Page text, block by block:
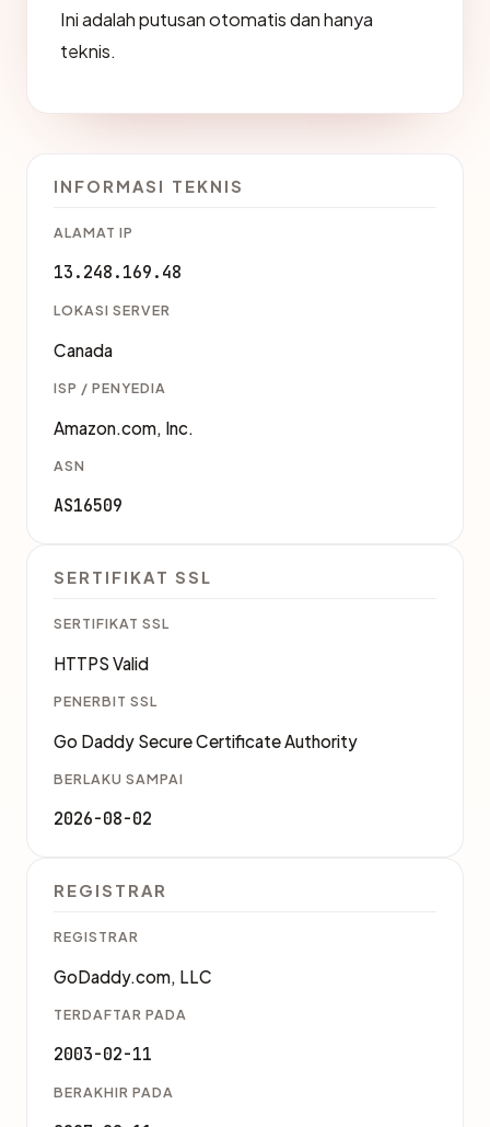
Ini adalah putusan otomatis dan hanya
teknis.
INFORMASI TEKNIS
ALAMAT IP
13.248.169.48
LOKASI SERVER
Canada
ISP / PENYEDIA
Amazon.com, Inc.
ASN
AS16509
SERTIFIKAT SSL
SERTIFIKAT SSL
HTTPS Valid
PENERBIT SSL
Go Daddy Secure Certificate Authority
BERLAKU SAMPAI
2026-08-02
REGISTRAR
REGISTRAR
GoDaddy.com, LLC
TERDAFTAR PADA
2003-02-11
BERAKHIR PADA